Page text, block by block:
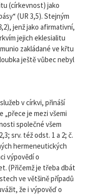
(církevnost) jako
(UR 3,5). Stejným
jenž jako afirmativní,
jejich eklesialitu
zakládané ve křtu
ještě vůbec nebyl
v církvi, přináší
„přece je mezi všemi
společné všem
srv. též odst. 1 a 2; č.
hermeneutických
výpovědí o
(Přičemž je třeba dbát
ve většině případů
že i výpověď o